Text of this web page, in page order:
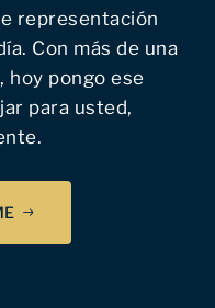
representación
Con más de una
hoy pongo ese
para usted,